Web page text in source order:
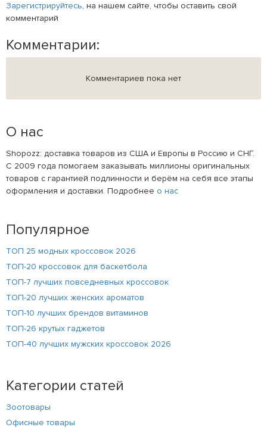
Зарегистрируйтесь, на нашем сайте, чтобы оставить свой
комментарий
Комментарии:
Комментариев пока нет
О нас
Shopozz: доставка товаров из США и Европы в Россию и СНГ.
С 2009 года помогаем заказывать миллионы оригинальных
товаров с гарантией подлинности и берём на себя все этапы
оформления и доставки. Подробнее о нас
Популярное
ТОП 25 модных кроссовок 2026
ТОП-20 кроссовок для баскетбола
ТОП-7 лучших повседневных кроссовок
ТОП-20 лучших женских ароматов
ТОП-10 лучших брендов витаминов
ТОП-26 крутых гаджетов
ТОП-40 лучших мужских кроссовок 2026
Категории статей
Зоотовары
Офисные товары